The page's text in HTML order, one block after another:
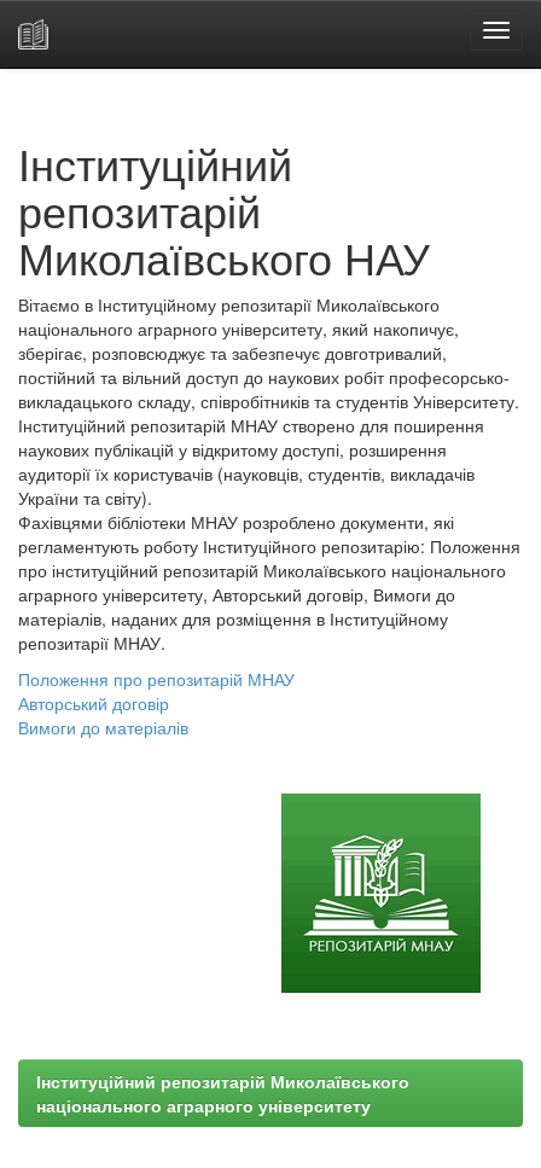
Інституційний
репозитарій
Миколаївського НАУ
Вітаємо в Інституційному репозитарії Миколаївського
національного аграрного університету, який накопичує,
зберігає, розповсюджує та забезпечує довготривалий,
постійний та вільний доступ до наукових робіт професорсько-
викладацького складу, співробітників та студентів Університету.
Інституційний репозитарій МНАУ створено для поширення
наукових публікацій у відкритому доступі, розширення
аудиторії їх користувачів (науковців, студентів, викладачів
України та світу).
Фахівцями бібліотеки МНАУ розроблено документи, які
регламентують роботу Інституційного репозитарію: Положення
про інституційний репозитарій Миколаївського національного
аграрного університету, Авторський договір, Вимоги до
матеріалів, наданих для розміщення в Інституційному
репозитарії МНАУ.
Положення про репозитарій МНАУ
Авторський договір
Вимоги до матеріалів
Інституційний репозитарій Миколаївського
національного аграрного університету